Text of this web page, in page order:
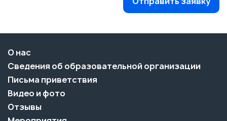
О нас
Сведения об образовательной организации
Письма приветствия
Видео и фото
Отзывы